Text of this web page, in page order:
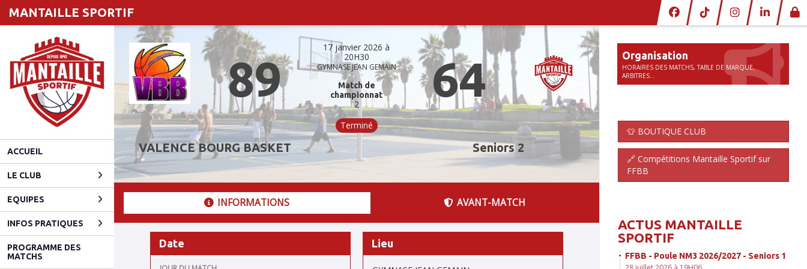
MANTAILLE SPORTIF
ACCUEIL
LE CLUB
EQUIPES
INFOS PRATIQUES
PROGRAMME DES
MATCHS
17 janvier 2026 à
20H30
GYMNASE JEAN GEMAIN
Match de
championnat
2
Terminé
89 64
VALENCE BOURG BASKET Seniors 2
INFORMATIONS AVANT-MATCH
Date Lieu
Organisation
HORAIRES DES MATCHS, TABLE DE MARQUE,
ARBITRES...
👕 BOUTIQUE CLUB
🔗 Compétitions Mantaille Sportif sur
FFBB
ACTUS MANTAILLE
SPORTIF
FFBB - Poule NM3 2026/2027 - Seniors 1
Panneau de gestion des cookies